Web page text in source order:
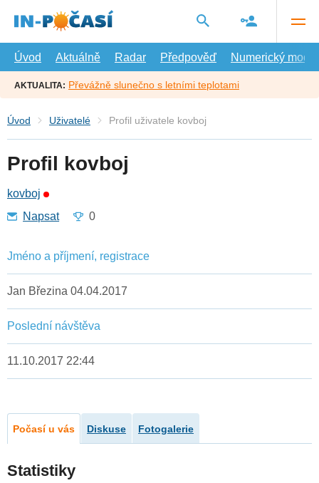
hlavní
Úvod
Aktuálně Radar Předpověď Numerický model
AKTUALITA: Převážně slunečno s letními teplotami
Úvod Uživatelé Profil uživatele kovboj
Profil kovboj
kovboj
Napsat
0
Jméno a příjmení, registrace
Jan Březina 04.04.2017
Poslední návštěva
11.10.2017 22:44
Počasí u vás Diskuse Fotogalerie
Statistiky